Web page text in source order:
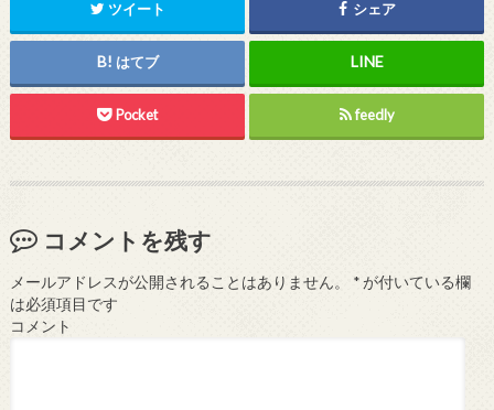
ツイート シェア
はてブ
Pocket feedly
コメントを残す
メールアドレスが公開されることはありません。 *が付いている欄
は必須項目です
コメント